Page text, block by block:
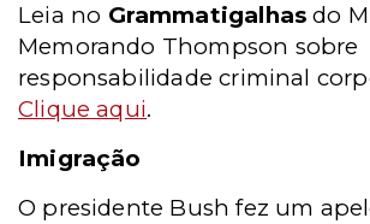
Leia no Grammatigalhas do
Memorando Thompson sobre
responsabilidade criminal
Clique aqui.
Imigração
O presidente Bush fez um